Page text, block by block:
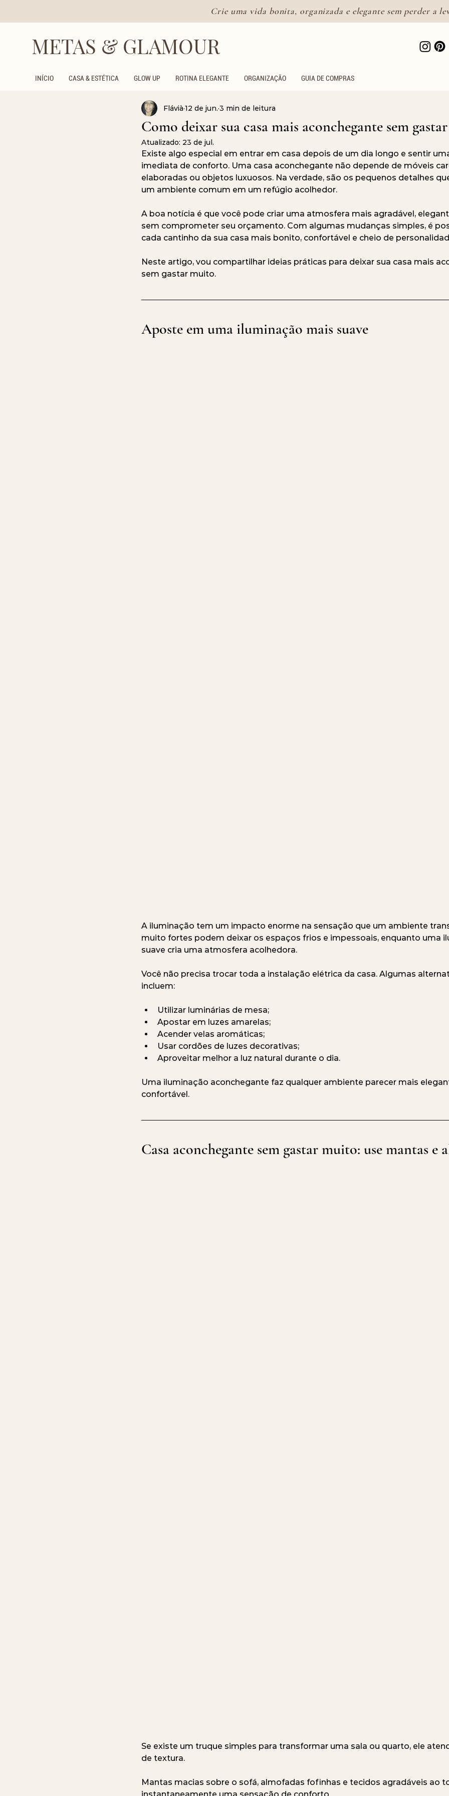
Crie uma vida bonita, organizada e elegante sem perder a
METAS & GLAMOUR
INÍCIO CASA & ESTÉTICA GLOW UP ROTINA ELEGANTE ORGANIZAÇÃO GUIA DE COMPRAS
Como deixar sua casa mais aconchegante sem
Flávià 12 de jun. 3 min de leitura
Atualizado: 23 de jul.
Existe algo especial em entrar em casa depois de um dia longo e sentir
imediata de conforto. Uma casa aconchegante não depende de móveis
elaboradas ou objetos luxuosos. Na verdade, são os pequenos detalhes
um ambiente comum em um refúgio acolhedor.
A boa notícia é que você pode criar uma atmosfera mais agradável,
sem comprometer seu orçamento. Com algumas mudanças simples, é
cada cantinho da sua casa mais bonito, confortável e cheio de
Neste artigo, vou compartilhar ideias práticas para deixar sua casa mais
sem gastar muito.
Aposte em uma iluminação mais suave
A iluminação tem um impacto enorme na sensação que um ambiente
muito fortes podem deixar os espaços frios e impessoais, enquanto uma
suave cria uma atmosfera acolhedora.
Você não precisa trocar toda a instalação elétrica da casa. Algumas
incluem:
Utilizar luminárias de mesa;
Apostar em luzes amarelas;
Acender velas aromáticas;
Usar cordões de luzes decorativas;
Aproveitar melhor a luz natural durante o dia.
Uma iluminação aconchegante faz qualquer ambiente parecer mais
confortável.
Casa aconchegante sem gastar muito: use mantas e
Se existe um truque simples para transformar uma sala ou quarto, ele
de textura.
Mantas macias sobre o sofá, almofadas fofinhas e tecidos agradáveis ao